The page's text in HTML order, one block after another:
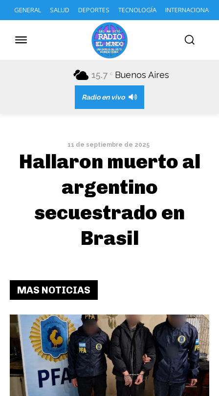
GENERAL SALUD DEPORTES TECNOLOGÍA INTERNACIONAL
15.7 C Buenos Aires
Radio en vivo
11 de septiembre de 2025
Hallaron muerto al
argentino
secuestrado en
Brasil
MAS NOTICIAS